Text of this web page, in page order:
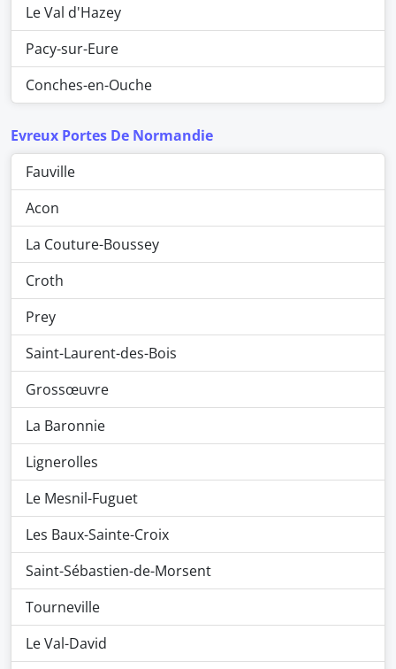
Le Val d'Hazey
Pacy-sur-Eure
Conches-en-Ouche
Evreux Portes De Normandie
Fauville
Acon
La Couture-Boussey
Croth
Prey
Saint-Laurent-des-Bois
Grossœuvre
La Baronnie
Lignerolles
Le Mesnil-Fuguet
Les Baux-Sainte-Croix
Saint-Sébastien-de-Morsent
Tourneville
Le Val-David